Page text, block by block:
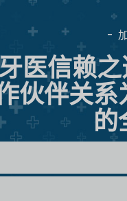
-
医信赖
伙伴关
的